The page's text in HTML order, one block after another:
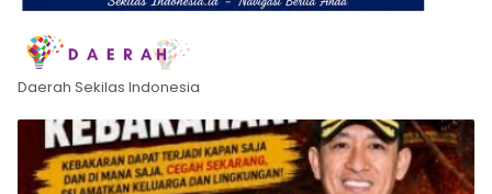
Daerah Sekilas Indonesia